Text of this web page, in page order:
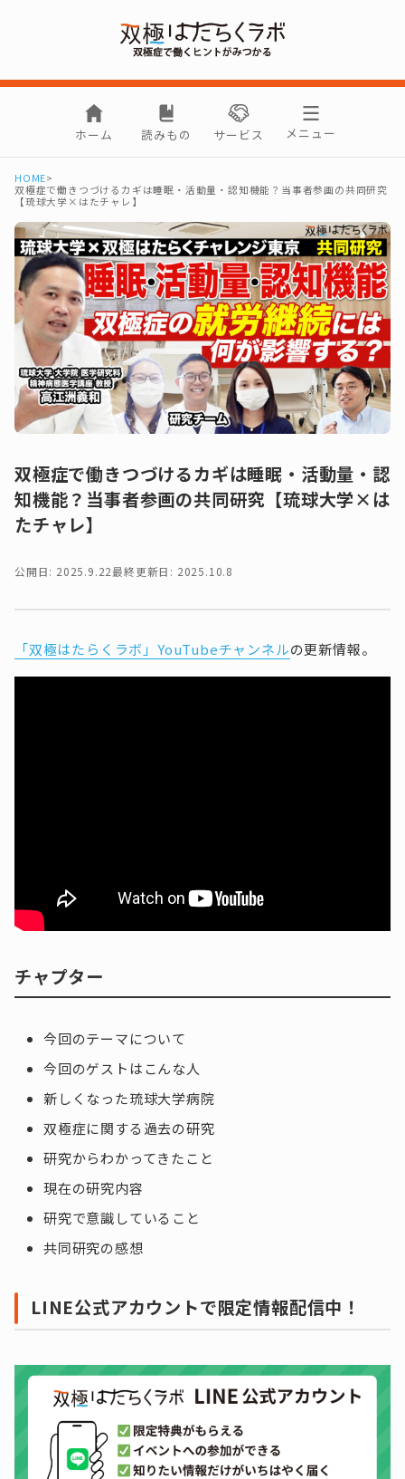
ホーム 読みもの サービス メニュー
HOME>
双極症で働きつづけるカギは睡眠・活動量・認知機能？当事者参画の共同研究
【琉球大学×はたチャレ】
双極症で働きつづけるカギは睡眠・活動量・認
知機能？当事者参画の共同研究【琉球大学×は
たチャレ】
公開日: 2025.9.22最終更新日: 2025.10.8
「双極はたらくラボ」YouTubeチャンネルの更新情報。
チャプター
今回のテーマについて
今回のゲストはこんな人
新しくなった琉球大学病院
双極症に関する過去の研究
研究からわかってきたこと
現在の研究内容
研究で意識していること
共同研究の感想
LINE公式アカウントで限定情報配信中！